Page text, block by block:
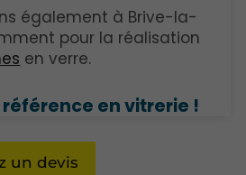
également à Brive-la-
pour la réalisation
en verre.
en vitrerie !
un devis